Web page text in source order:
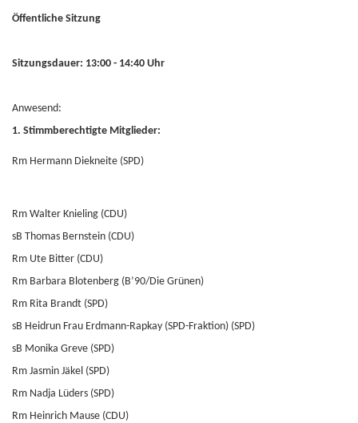
Öffentliche Sitzung
Sitzungsdauer: 13:00 - 14:40 Uhr
Anwesend:
1. Stimmberechtigte Mitglieder:
Rm Hermann Diekneite (SPD)
Rm Walter Knieling (CDU)
sB Thomas Bernstein (CDU)
Rm Ute Bitter (CDU)
Rm Barbara Blotenberg (B’90/Die Grünen)
Rm Rita Brandt (SPD)
sB Heidrun Frau Erdmann-Rapkay (SPD-Fraktion) (SPD)
sB Monika Greve (SPD)
Rm Jasmin Jäkel (SPD)
Rm Nadja Lüders (SPD)
Rm Heinrich Mause (CDU)